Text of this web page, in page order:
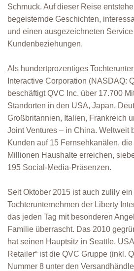
Schmuck. Auf dieser Reise
begeisternde Geschichten,
und einen ausgezeichneten
Kundenbeziehungen.
Als hundertprozentiges
Interactive Corporation (NASDAQ:
beschäftigt QVC Inc. über 17.700
Standorten in den USA, Japan,
Großbritannien, Italien, Frankreich
Joint Ventures – in China. Weltweit
Kunden auf 15 Fernsehkanälen,
Millionen Haushalte erreichen,
195 Social-Media-Präsenzen.
Seit Oktober 2015 ist auch zulily
Tochterunternehmen der Liberty
das jeden Tag mit besonderen
Familie überrascht. Das 2010
hat seinen Hauptsitz in Seattle,
Retailer“ ist die QVC Gruppe (inkl.
Nummer 8 unter den